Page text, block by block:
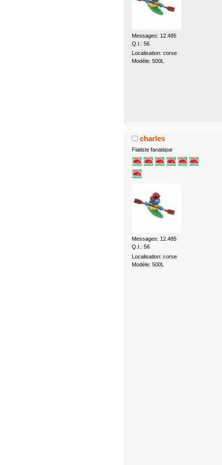
Messages: 12.485
Q.I.: 56
Localisation: corse
Modèle: 500L
charles
Fiatiste fanatique
Messages: 12.485
Q.I.: 56
Localisation: corse
Modèle: 500L